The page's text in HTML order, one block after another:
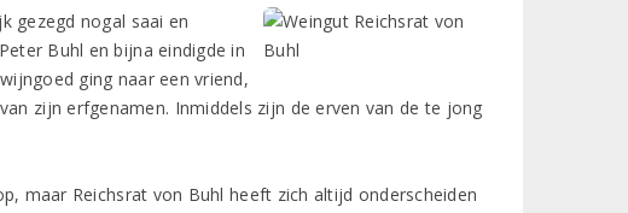
gezegd nogal saai en
Buhl en bijna eindigde in
ging naar een vriend,
zijn erfgenamen. Inmiddels zijn de erven van de te jong
maar Reichsrat von Buhl heeft zich altijd onderscheiden